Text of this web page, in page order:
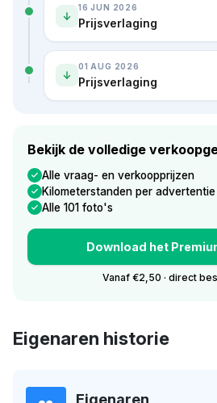
16 JUN 2026
Prijsverlaging
01 AUG 2026
Prijsverlaging
Bekijk de volledige
Alle vraag- en verkoopprijzen
Kilometerstanden per advertentie
Alle 101 foto's
Download het
Vanaf €2,50 · direct
Eigenaren historie
Eigenaren